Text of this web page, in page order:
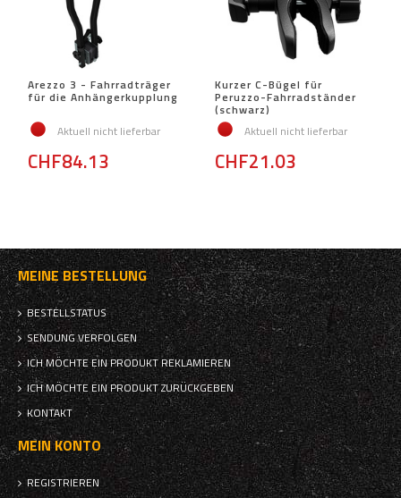
Arezzo 3 - Fahrradträger
für die Anhängerkupplung
Aktuell nicht lieferbar
CHF84.13
Kurzer C-Bügel für
Peruzzo-Fahrradständer
(schwarz)
Aktuell nicht lieferbar
CHF21.03
MEINE BESTELLUNG
BESTELLSTATUS
SENDUNG VERFOLGEN
ICH MÖCHTE EIN PRODUKT REKLAMIEREN
ICH MÖCHTE EIN PRODUKT ZURÜCKGEBEN
KONTAKT
MEIN KONTO
REGISTRIEREN